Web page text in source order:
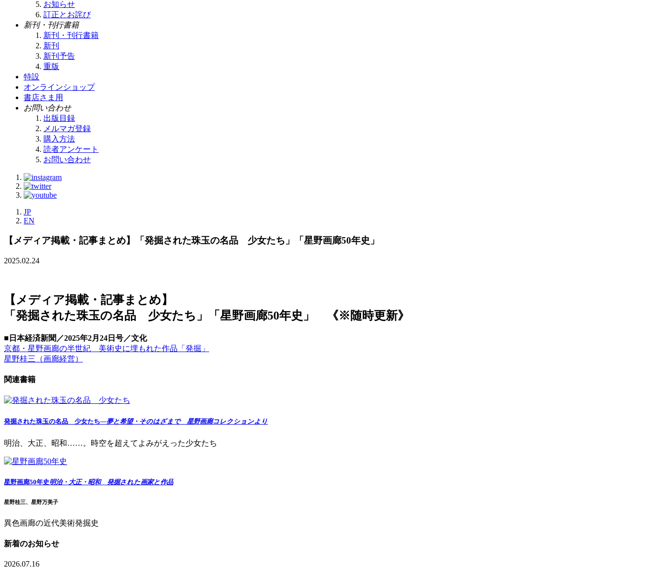
お知らせ
訂正とお詫び
新刊・刊行書籍
新刊・刊行書籍
新刊
新刊予告
重版
特設
オンラインショップ
書店さま用
お問い合わせ
出版目録
メルマガ登録
購入方法
読者アンケート
お問い合わせ
JP
EN
【メディア掲載・記事まとめ】「発掘された珠玉の名品 少女たち」「星野画廊50年史」
2025.02.24
【メディア掲載・記事まとめ】
「発掘された珠玉の名品 少女たち」「星野画廊50年史」 《※随時更新》
■日本経済新聞／2025年2月24日号／文化
京都・星野画廊の半世紀 美術史に埋もれた作品「発掘」
星野桂三（画廊経営）
関連書籍
発掘された珠玉の名品 少女たち—夢と希望・そのはざまで 星野画廊コレクションより
明治、大正、昭和……。時空を超えてよみがえった少女たち
星野画廊50年史明治・大正・昭和 発掘された画家と作品
星野桂三、星野万美子
異色画廊の近代美術発掘史
新着のお知らせ
2026.07.16